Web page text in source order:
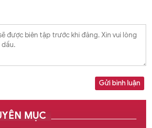
Gửi bình luận
MỤC